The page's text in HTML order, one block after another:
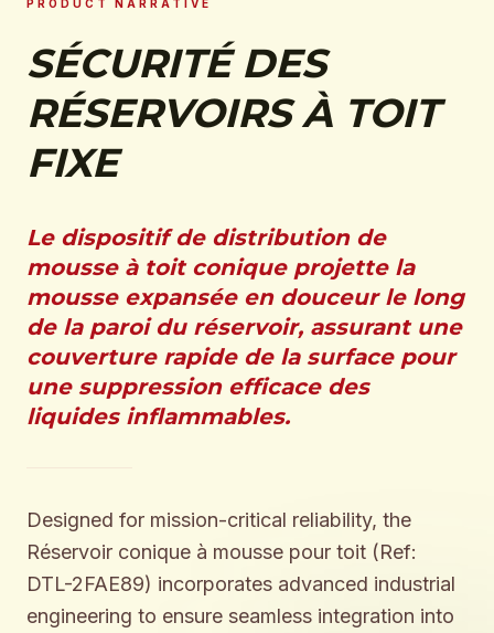
PRODUCT NARRATIVE
SÉCURITÉ DES
RÉSERVOIRS À TOIT
FIXE
Le dispositif de distribution de
mousse à toit conique projette la
mousse expansée en douceur le long
de la paroi du réservoir, assurant une
couverture rapide de la surface pour
une suppression efficace des
liquides inflammables.
Designed for mission-critical reliability, the
Réservoir conique à mousse pour toit (Ref:
DTL-2FAE89) incorporates advanced industrial
engineering to ensure seamless integration into